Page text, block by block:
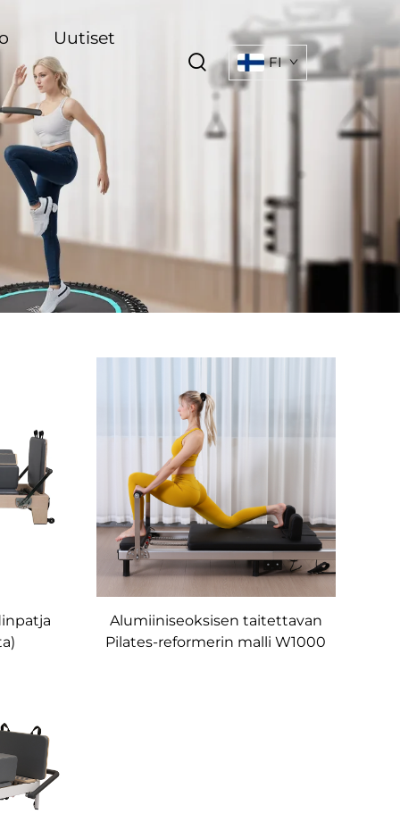
Uutiset
FI
Alumiiniseoksisen taitettavan
Pilates-reformerin malli W1000